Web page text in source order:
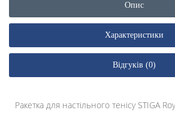
Опис
Характеристики
Відгуків (0)
Ракетка для настільного тенісу STIGA